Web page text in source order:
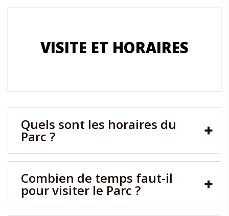
VISITE ET HORAIRES
Quels sont les horaires du
Parc ?
Combien de temps faut-il
pour visiter le Parc ?